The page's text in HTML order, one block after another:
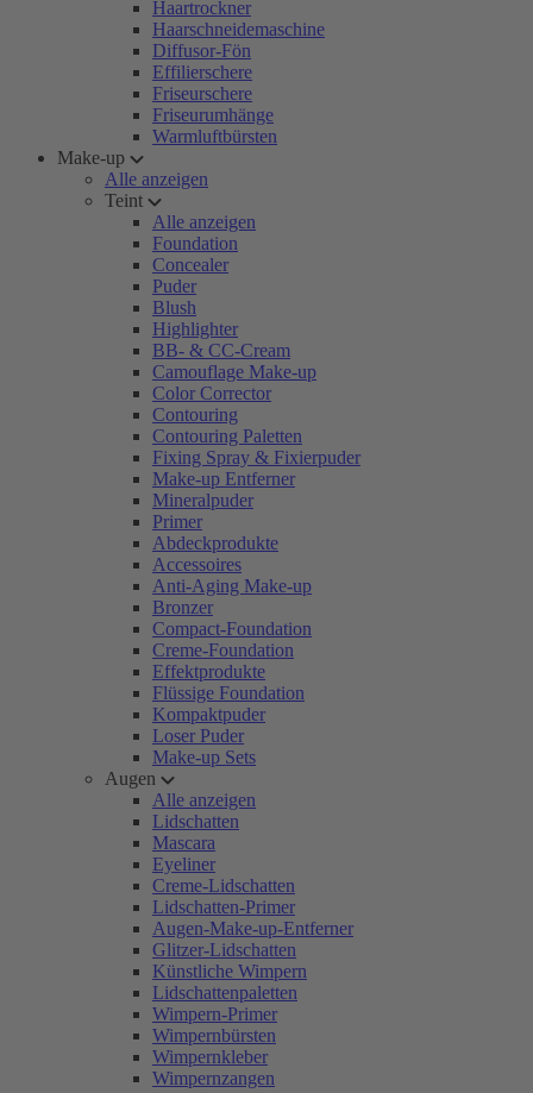
Haartrockner
Haarschneidemaschine
Diffusor-Fön
Effilierschere
Friseurschere
Friseurumhänge
Warmluftbürsten
Make-up
Alle anzeigen
Teint
Alle anzeigen
Foundation
Concealer
Puder
Blush
Highlighter
BB- & CC-Cream
Camouflage Make-up
Color Corrector
Contouring
Contouring Paletten
Fixing Spray & Fixierpuder
Make-up Entferner
Mineralpuder
Primer
Abdeckprodukte
Accessoires
Anti-Aging Make-up
Bronzer
Compact-Foundation
Creme-Foundation
Effektprodukte
Flüssige Foundation
Kompaktpuder
Loser Puder
Make-up Sets
Augen
Alle anzeigen
Lidschatten
Mascara
Eyeliner
Creme-Lidschatten
Lidschatten-Primer
Augen-Make-up-Entferner
Glitzer-Lidschatten
Künstliche Wimpern
Lidschattenpaletten
Wimpern-Primer
Wimpernbürsten
Wimpernkleber
Wimpernzangen